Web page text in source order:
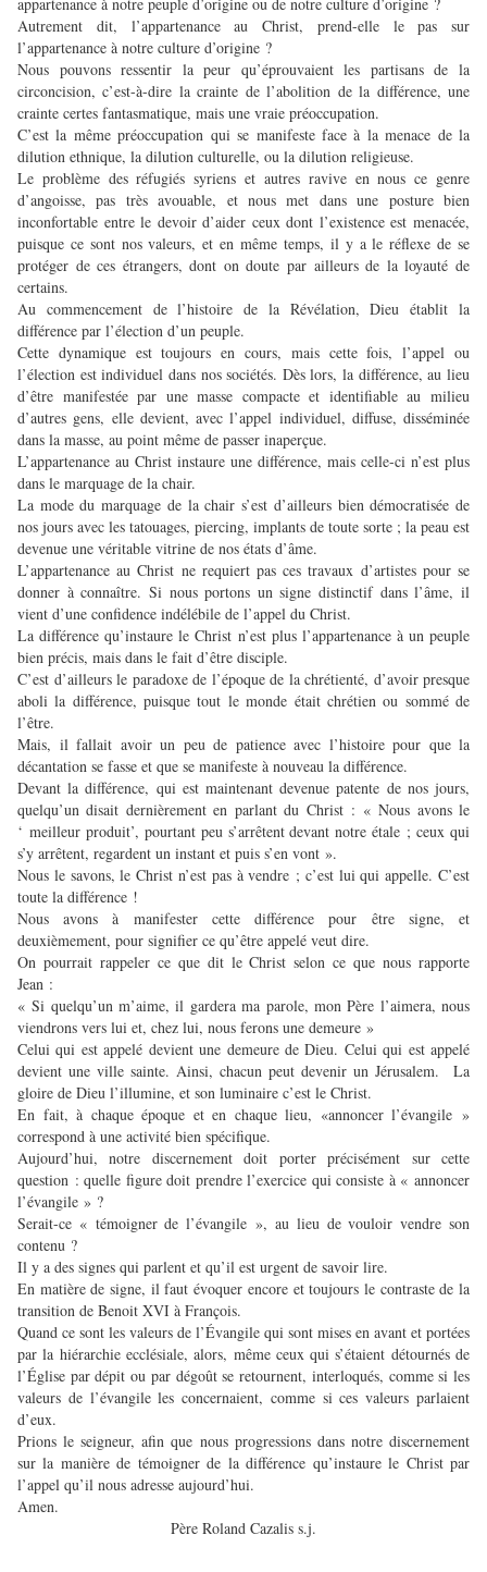
Autrement dit, l’appartenance au Christ, prend-elle le pas sur
l’appartenance à notre culture d’origine ?
Nous pouvons ressentir la peur qu’éprouvaient les partisans de la
circoncision, c’est-à-dire la crainte de l’abolition de la différence, une
crainte certes fantasmatique, mais une vraie préoccupation.
C’est la même préoccupation qui se manifeste face à la menace de la
dilution ethnique, la dilution culturelle, ou la dilution religieuse.
Le problème des réfugiés syriens et autres ravive en nous ce genre
d’angoisse, pas très avouable, et nous met dans une posture bien
inconfortable entre le devoir d’aider ceux dont l’existence est menacée,
puisque ce sont nos valeurs, et en même temps, il y a le réflexe de se
protéger de ces étrangers, dont on doute par ailleurs de la loyauté de
certains.
Au commencement de l’histoire de la Révélation, Dieu établit la
différence par l’élection d’un peuple.
Cette dynamique est toujours en cours, mais cette fois, l’appel ou
l’élection est individuel dans nos sociétés. Dès lors, la différence, au lieu
d’être manifestée par une masse compacte et identifiable au milieu
d’autres gens, elle devient, avec l’appel individuel, diffuse, disséminée
dans la masse, au point même de passer inaperçue.
L’appartenance au Christ instaure une différence, mais celle-ci n’est plus
dans le marquage de la chair.
La mode du marquage de la chair s’est d’ailleurs bien démocratisée de
nos jours avec les tatouages, piercing, implants de toute sorte ; la peau est
devenue une véritable vitrine de nos états d’âme.
L’appartenance au Christ ne requiert pas ces travaux d’artistes pour se
donner à connaître. Si nous portons un signe distinctif dans l’âme, il
vient d’une confidence indélébile de l’appel du Christ.
La différence qu’instaure le Christ n’est plus l’appartenance à un peuple
bien précis, mais dans le fait d’être disciple.
C’est d’ailleurs le paradoxe de l’époque de la chrétienté, d’avoir presque
aboli la différence, puisque tout le monde était chrétien ou sommé de
l’être.
Mais, il fallait avoir un peu de patience avec l’histoire pour que la
décantation se fasse et que se manifeste à nouveau la différence.
Devant la différence, qui est maintenant devenue patente de nos jours,
quelqu’un disait dernièrement en parlant du Christ : « Nous avons le
‘ meilleur produit’, pourtant peu s’arrêtent devant notre étale ; ceux qui
s’y arrêtent, regardent un instant et puis s’en vont ».
Nous le savons, le Christ n’est pas à vendre ; c’est lui qui appelle. C’est
toute la différence !
Nous avons à manifester cette différence pour être signe, et
deuxièmement, pour signifier ce qu’être appelé veut dire.
On pourrait rappeler ce que dit le Christ selon ce que nous rapporte
Jean :
« Si quelqu’un m’aime, il gardera ma parole, mon Père l’aimera, nous
viendrons vers lui et, chez lui, nous ferons une demeure »
Celui qui est appelé devient une demeure de Dieu. Celui qui est appelé
devient une ville sainte. Ainsi, chacun peut devenir un Jérusalem. La
gloire de Dieu l’illumine, et son luminaire c’est le Christ.
En fait, à chaque époque et en chaque lieu, «annoncer l’évangile »
correspond à une activité bien spécifique.
Aujourd’hui, notre discernement doit porter précisément sur cette
question : quelle figure doit prendre l’exercice qui consiste à « annoncer
l’évangile » ?
Serait-ce « témoigner de l’évangile », au lieu de vouloir vendre son
contenu ?
Il y a des signes qui parlent et qu’il est urgent de savoir lire.
En matière de signe, il faut évoquer encore et toujours le contraste de la
transition de Benoit XVI à François.
Quand ce sont les valeurs de l’Évangile qui sont mises en avant et portées
par la hiérarchie ecclésiale, alors, même ceux qui s’étaient détournés de
l’Église par dépit ou par dégoût se retournent, interloqués, comme si les
valeurs de l’évangile les concernaient, comme si ces valeurs parlaient
d’eux.
Prions le seigneur, afin que nous progressions dans notre discernement
sur la manière de témoigner de la différence qu’instaure le Christ par
l’appel qu’il nous adresse aujourd’hui.
Amen.
Père Roland Cazalis s.j.